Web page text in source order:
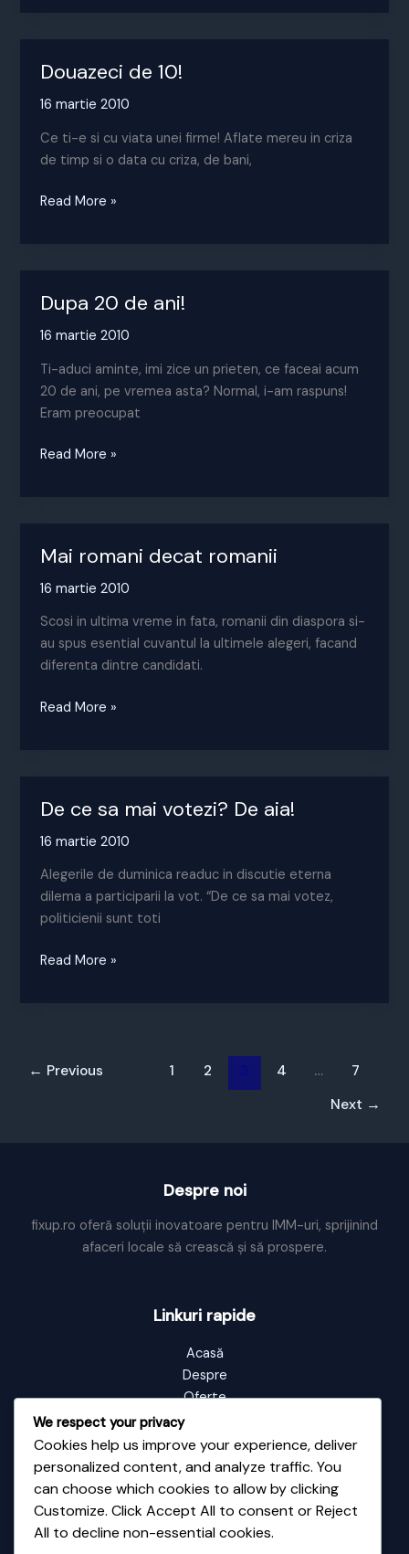
piata
Douazeci de 10!
16 martie 2010
Ce ti-e si cu viata unei firme! Aflate mereu in criza
de timp si o data cu criza, de bani,
Douazeci
Read More »
Dupa 20 de ani!
16 martie 2010
Ti-aduci aminte, imi zice un prieten, ce faceai acum
20 de ani, pe vremea asta? Normal, i-am raspuns!
Eram preocupat
Dupa
Read More »
Mai romani decat romanii
16 martie 2010
Scosi in ultima vreme in fata, romanii din diaspora si-
au spus esential cuvantul la ultimele alegeri, facand
diferenta dintre candidati.
Mai
Read More »
De ce sa mai votezi? De aia!
16 martie 2010
Alegerile de duminica readuc in discutie eterna
dilema a participarii la vot. “De ce sa mai votez,
politicienii sunt toti
De
De
Read More »
← Previous 1 2 4 …
7
Next →
Despre noi
fixup.ro oferă soluții inovatoare pentru IMM-uri, sprijinind
afaceri locale să crească și să prospere.
Linkuri rapide
Acasă
Despre
Oferte
Portofoliu
Blog
Contact
Informații de contact
We respect your privacy
Cookies help us improve your experience, deliver
personalized content, and analyze traffic. You
can choose which cookies to allow by clicking
Customize. Click Accept All to consent or Reject
All to decline non-essential cookies.